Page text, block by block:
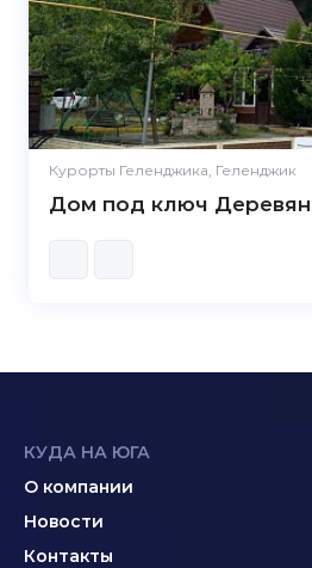
Курорты Геленджика, Геленджик
Дом под ключ
КУДА НА ЮГА
О компании
Новости
Контакты